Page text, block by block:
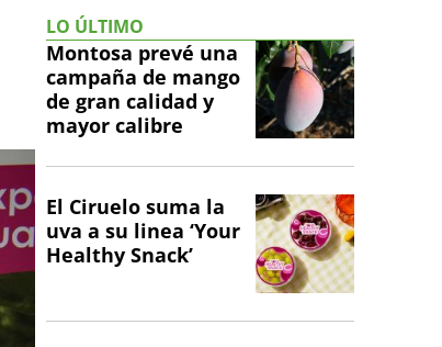
LO ÚLTIMO
Montosa prevé una
campaña de mango
de gran calidad y
mayor calibre
El Ciruelo suma la
uva a su linea ‘Your
Healthy Snack’